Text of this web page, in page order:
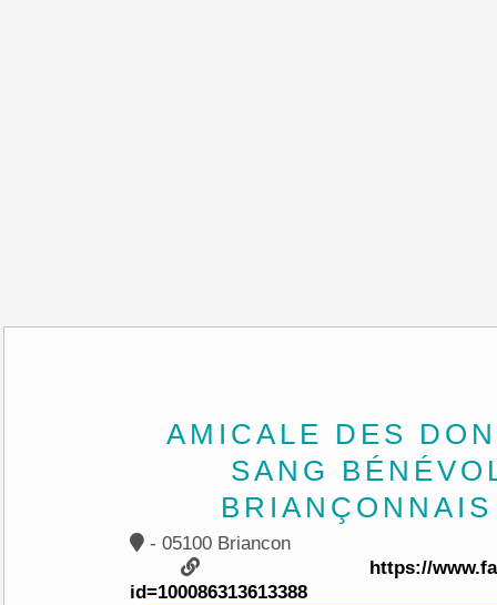
AMICALE DES
SANG
- 05100 Briancon
https://
id=100086313613388